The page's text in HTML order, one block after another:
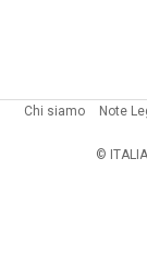
Chi siamo Note
©